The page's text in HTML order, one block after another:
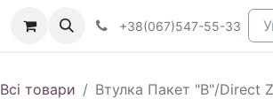
+38(067)547-55-33
Всі товари Втулка Пакет "B"/Direct